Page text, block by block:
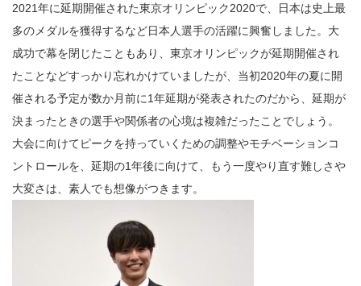
2021年に延期開催された東京オリンピック2020で、日本は史上最
多のメダルを獲得するなど日本人選手の活躍に興奮しました。大
成功で幕を閉じたこともあり、東京オリンピックが延期開催され
たことなどすっかり忘れかけていましたが、当初2020年の夏に開
催される予定が数か月前に1年延期が発表されたのだから、延期が
決まったときの選手や関係者の心境は複雑だったことでしょう。
大会に向けてピークを持っていくための調整やモチベーションコ
ントロールを、延期の1年後に向けて、もう一度やり直す難しさや
大変さは、素人でも想像がつきます。